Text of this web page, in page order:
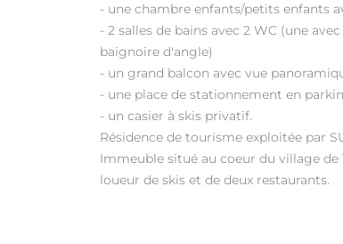
- une chambre enfants/petits enfants
- 2 salles de bains avec 2 WC (une
baignoire d'angle)
- un grand balcon avec vue
- une place de stationnement en
- un casier à skis privatif.
Résidence de tourisme exploitée par
Immeuble situé au coeur du village
loueur de skis et de deux restaurants.